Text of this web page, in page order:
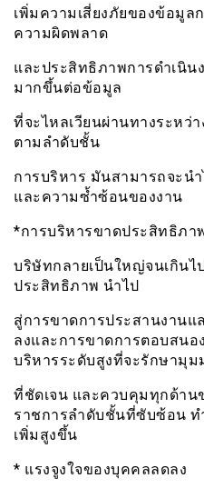
เพิ่มความเสี่ยงภัยของข้อมูล
ความผิดพลาด
และประสิทธิภาพการดำเนิน
มากขึ้นต่อข้อมูล
ที่จะไหลเวียนผ่านทางระหว่
ตามลำดับชั้น
การบริหาร มันสามารถจะน
และความซ้ำซ้อนของงาน
*การบริหารขาดประสิทธิภา
บริษัทกลายเป็นใหญ่จนเกินไ
ประสิทธิภาพ นำไป
สู่การขาดการประสานงาน
ลงและการขาดการตอบสน
บริหารระดับสูงที่จะรักษามุม
ที่ชัดเจน และควบคุมทุกด้าน
ราชการลำดับชั้นที่ซับซ้อน
เพิ่มสูงขึ้น
* แรงจูงใจของบุคคลลดลง